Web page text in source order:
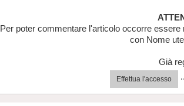
Per poter commentare l'articolo occorre essere
con Nome
Già
Effettua l'accesso